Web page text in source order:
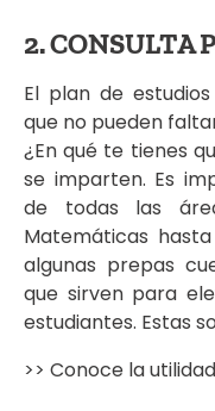
2. CONSULTA
El plan de
que no pueden
¿En qué te tienes
se imparten. Es
de todas las
Matemáticas
algunas prepas
que sirven para
estudiantes. Estas
>> Conoce la